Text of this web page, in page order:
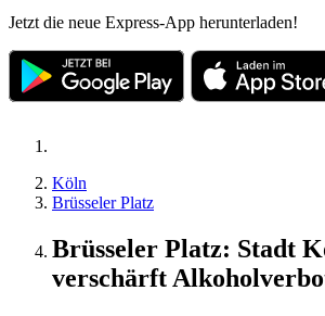
Jetzt die neue Express-App herunterladen!
Köln
Brüsseler Platz
Brüsseler Platz: Stadt
verschärft